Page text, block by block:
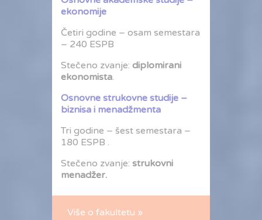
ekonomije
Četiri godine – osam semestara
– 240 ESPB
Stečeno zvanje: diplomirani
ekonomista.
Osnovne strukovne studije –
biznisa i menadžmenta
Tri godine – šest semestara –
180 ESPB .
Stečeno zvanje: strukovni
menadžer.
Više o fakultetu »